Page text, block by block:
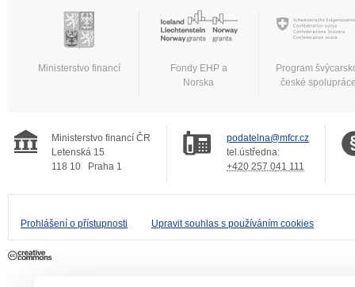
Ministerstvo financí
Fondy EHP a
Norska
Program
české
Ministerstvo financí ČR
Letenská 15
118 10
Praha 1
podatelna@mfcr.cz
tel.ústředna:
+420 257 041 111
Prohlášení o přístupnosti Upravit souhlas s používáním cookies